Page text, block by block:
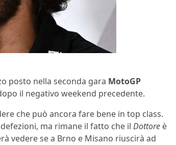
posto nella seconda gara MotoGP
il negativo weekend precedente.
che può ancora fare bene in top class.
ma rimane il fatto che il Dottore è
vedere se a Brno e Misano riuscirà ad